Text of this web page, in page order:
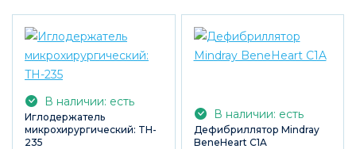
В наличии: есть
Иглодержатель
микрохирургический: TH-
235
В наличии: есть
Дефибриллятор Mindray
BeneHeart C1A